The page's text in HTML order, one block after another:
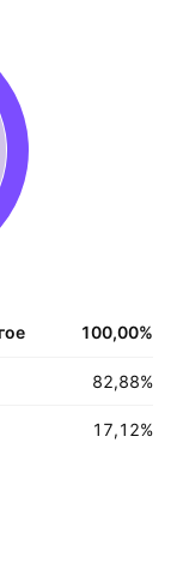
100,00%
82,88%
17,12%